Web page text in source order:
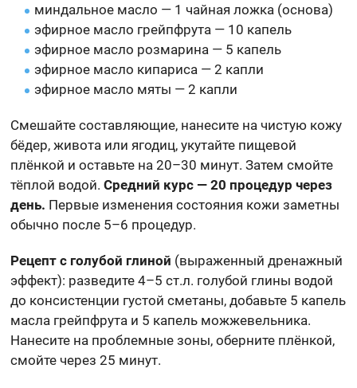
миндальное масло — 1 чайная ложка (основа)
эфирное масло грейпфрута — 10 капель
эфирное масло розмарина — 5 капель
эфирное масло кипариса — 2 капли
эфирное масло мяты — 2 капли
Смешайте составляющие, нанесите на чистую кожу
бёдер, живота или ягодиц, укутайте пищевой
плёнкой и оставьте на 20–30 минут. Затем смойте
тёплой водой.Средний курс — 20 процедур через
день. Первые изменения состояния кожи заметны
обычно после 5–6 процедур.
Рецепт с голубой глиной (выраженный дренажный
эффект): разведите 4–5 ст.л. голубой глины водой
до консистенции густой сметаны, добавьте 5 капель
масла грейпфрута и 5 капель можжевельника.
Нанесите на проблемные зоны, оберните плёнкой,
смойте через 25 минут.